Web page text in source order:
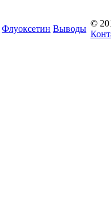
Флуоксетин Выводы
©